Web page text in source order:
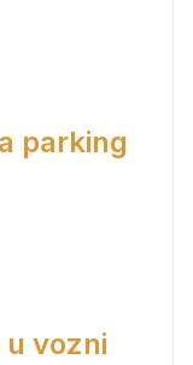
parking
vozni